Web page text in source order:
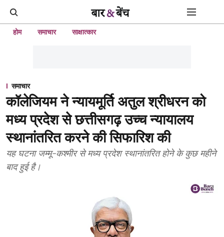
होम समाचार साक्षात्कार
समाचार
कॉलेजियम ने न्यायमूर्ति अतुल श्रीधरन को
मध्य प्रदेश से छत्तीसगढ़ उच्च न्यायालय
स्थानांतरित करने की सिफारिश की
यह घटना जम्मू-कश्मीर से मध्य प्रदेश स्थानांतरित होने के कुछ महीने
बाद हुई है।